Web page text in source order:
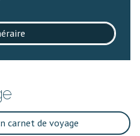
carnet de voyage